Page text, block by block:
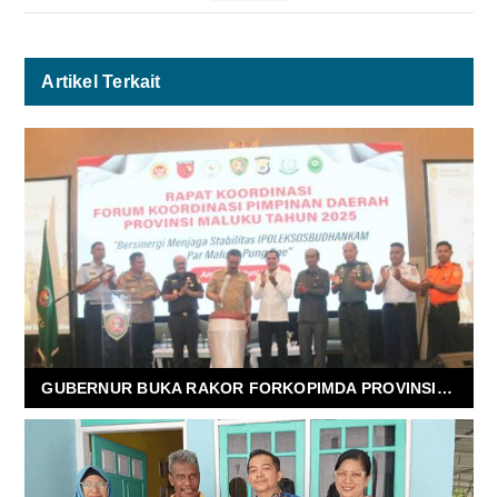
Artikel Terkait
GUBERNUR BUKA RAKOR FORKOPIMDA PROVINSI MALUKU TAHUN 2025 DIHADIRI WALI KOTA/ BUPATI SE-MALUKU